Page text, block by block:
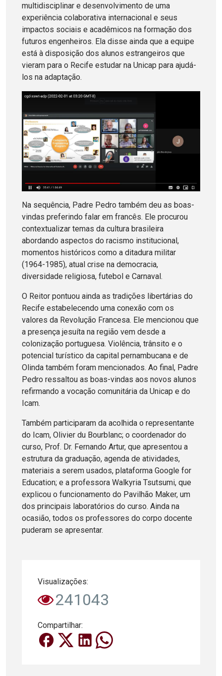
multidisciplinar e desenvolvimento de uma
experiência colaborativa internacional e seus
impactos sociais e acadêmicos na formação dos
futuros engenheiros. Ela disse ainda que a equipe
está à disposição dos alunos estrangeiros que
vieram para o Recife estudar na Unicap para ajudá-
los na adaptação.
Na sequência, Padre Pedro também deu as boas-
vindas preferindo falar em francês. Ele procurou
contextualizar temas da cultura brasileira
abordando aspectos do racismo institucional,
momentos históricos como a ditadura militar
(1964-1985), atual crise na democracia,
diversidade religiosa, futebol e Carnaval.
O Reitor pontuou ainda as tradições libertárias do
Recife estabelecendo uma conexão com os
valores da Revolução Francesa. Ele mencionou que
a presença jesuíta na região vem desde a
colonização portuguesa. Violência, trânsito e o
potencial turístico da capital pernambucana e de
Olinda também foram mencionados. Ao final, Padre
Pedro ressaltou as boas-vindas aos novos alunos
refirmando a vocação comunitária da Unicap e do
Icam.
Também participaram da acolhida o representante
do Icam, Olivier du Bourblanc; o coordenador do
curso, Prof. Dr. Fernando Artur, que apresentou a
estrutura da graduação, agenda de atividades,
materiais a serem usados, plataforma Google for
Education; e a professora Walkyria Tsutsumi, que
explicou o funcionamento do Pavilhão Maker, um
dos principais laboratórios do curso. Ainda na
ocasião, todos os professores do corpo docente
puderam se apresentar.
Visualizações:
241043
Compartilhar: